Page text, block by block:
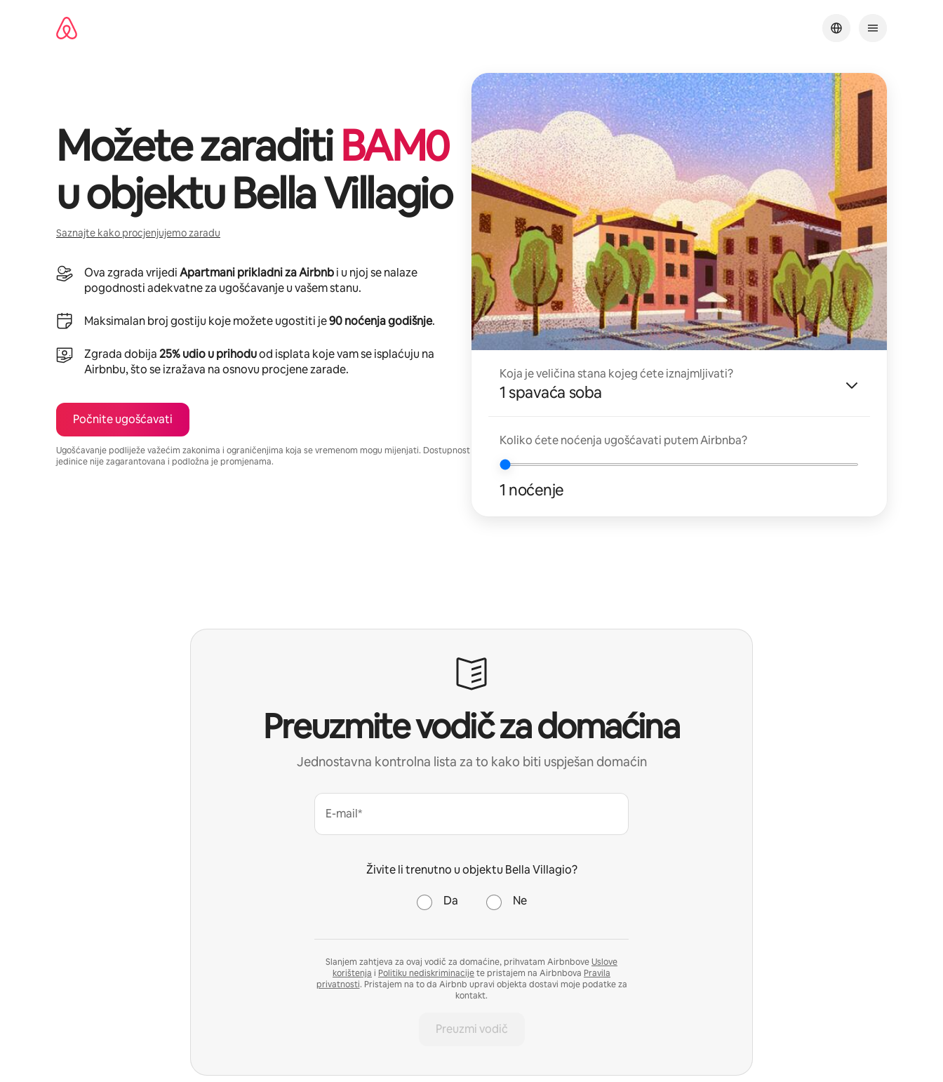
Možete zaraditiBAM0
u objektuBella Villagio
Saznajte kako procjenjujemo zaradu
Ova zgrada vrijediApartmani prikladni za Airbnbi u njoj se nalaze
pogodnosti adekvatne za ugošćavanje u vašem stanu.
Maksimalan broj gostiju koje možete ugostiti je90 noćenja godišnje.
Zgrada dobija25% udio u prihoduod isplata koje vam se isplaćuju na
Airbnbu, što se izražava na osnovu procjene zarade.
Počnite ugošćavati
Ugošćavanje podliježe važećim zakonima i ograničenjima koja se vremenom mogu mijenjati. Dostupnost
jedinice nije zagarantovana i podložna je promjenama.
Koja je veličina stana kojeg ćete iznajmljivati?
1 spavaća soba
Koliko ćete noćenja ugošćavati putem Airbnba?
1 noćenje
Preuzmite vodič za domaćina
Jednostavna kontrolna lista za to kako biti uspješan domaćin
E-mail*
Živite li trenutno u objektu Bella Villagio?
Da Ne
Slanjem zahtjeva za ovaj vodič za domaćine, prihvatam AirbnboveUslove
korištenja i Politiku nediskriminacijete pristajem na Airbnbova Pravila
privatnosti. Pristajem na to da Airbnb upravi objekta dostavi moje podatke za
kontakt.
Preuzmi vodič